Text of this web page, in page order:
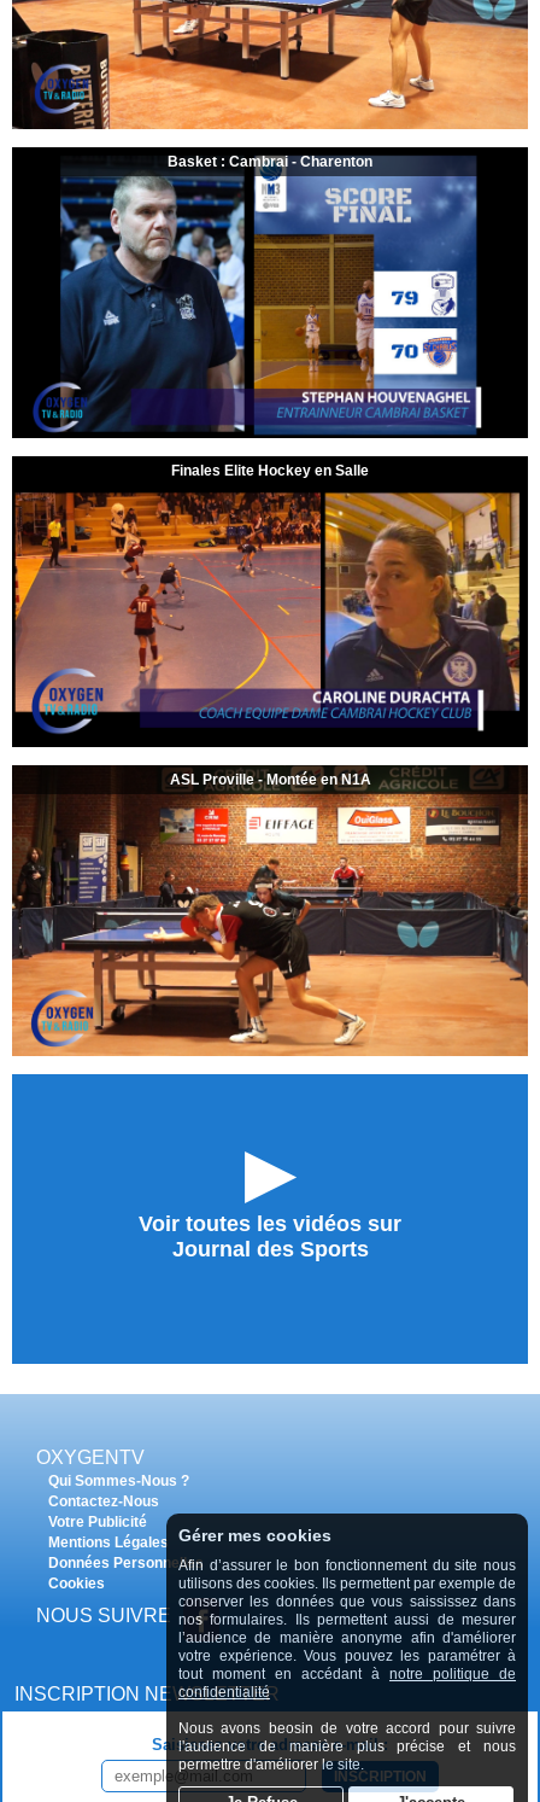
Basket : Cambrai - Charenton
Finales Elite Hockey en Salle
ASL Proville - Montée en N1A
►
Voir toutes les vidéos sur
Journal des Sports
OXYGENTV
Qui Sommes-Nous ?
Contactez-Nous
Votre Publicité
Mentions Légales
Données Personnelles
Cookies
NOUS SUIVRE
INSCRIPTION NEWSLETTER
Saisissez votre adresse e-mail :
INSCRIPTION
Gérer mes cookies
Afin d’assurer le bon fonctionnement du site nous
utilisons des cookies. Ils permettent par exemple de
conserver les données que vous saississez dans
nos formulaires. Ils permettent aussi de mesurer
l’audience de manière anonyme afin d'améliorer
votre expérience. Vous pouvez les paramétrer à
tout moment en accédant à notre politique de
confidentialité
Nous avons beosin de votre accord pour suivre
l'audience de manière plus précise et nous
permettre d'améliorer le site.